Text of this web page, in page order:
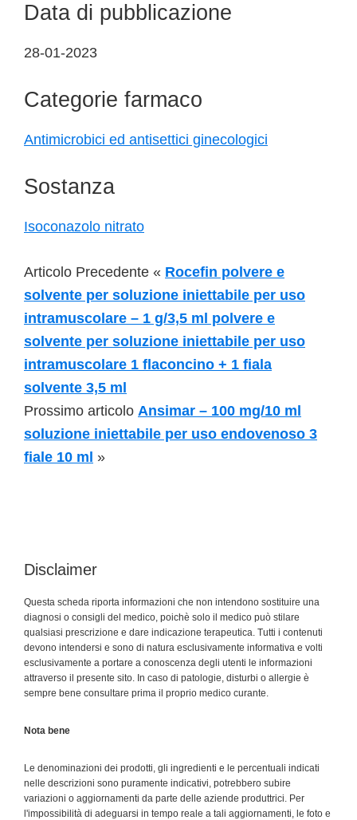
Data di pubblicazione
28-01-2023
Categorie farmaco
Antimicrobici ed antisettici ginecologici
Sostanza
Isoconazolo nitrato
Articolo Precedente « Rocefin polvere e
solvente per soluzione iniettabile per uso
intramuscolare – 1 g/3,5 ml polvere e
solvente per soluzione iniettabile per uso
intramuscolare 1 flaconcino + 1 fiala
solvente 3,5 ml
Prossimo articolo Ansimar – 100 mg/10 ml
soluzione iniettabile per uso endovenoso 3
fiale 10 ml »
Disclaimer
Questa scheda riporta informazioni che non intendono sostituire una
diagnosi o consigli del medico, poichè solo il medico può stilare
qualsiasi prescrizione e dare indicazione terapeutica. Tutti i contenuti
devono intendersi e sono di natura esclusivamente informativa e volti
esclusivamente a portare a conoscenza degli utenti le informazioni
attraverso il presente sito. In caso di patologie, disturbi o allergie è
sempre bene consultare prima il proprio medico curante.
Nota bene
Le denominazioni dei prodotti, gli ingredienti e le percentuali indicati
nelle descrizioni sono puramente indicativi, potrebbero subire
variazioni o aggiornamenti da parte delle aziende produttrici. Per
l'impossibilità di adeguarsi in tempo reale a tali aggiornamenti, le foto e